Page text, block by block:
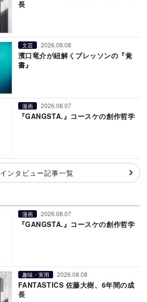
長
文芸 2026.08.08
濱口竜介が紐解くブレッソンの『覚
書』
漫画 2026.08.07
『GANGSTA.』コースケの創作哲学
インタビュー記事一覧
漫画 2026.08.07
『GANGSTA.』コースケの創作哲学
趣味・実用 2026.08.08
FANTASTICS 佐藤大樹、6年間の成
長